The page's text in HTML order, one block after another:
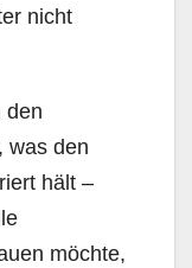
nicht
den
was den
hält –
möchte,